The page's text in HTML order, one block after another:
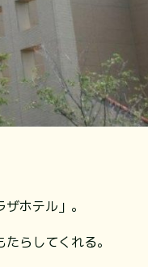
ホテル」。
らしてくれる。